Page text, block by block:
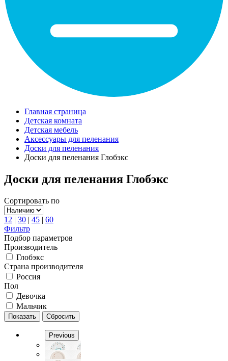
Главная страница
Детская комната
Детская мебель
Аксессуары для пеленания
Доски для пеленания
Доски для пеленания Глобэкс
Доски для пеленания Глобэкс
Сортировать по
12 | 30 | 45 | 60
Фильтр
Подбор параметров
Производитель
Глобэкс
Страна производителя
Россия
Пол
Девочка
Мальчик
Previous